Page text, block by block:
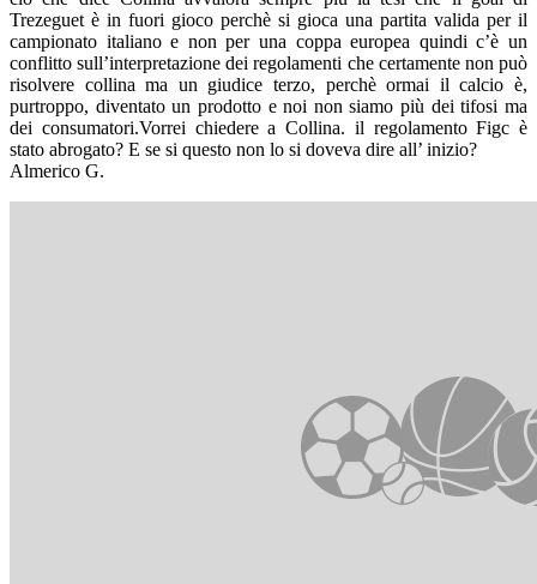
Trezeguet è in fuori gioco perchè si gioca una partita valida per il
campionato italiano e non per una coppa europea quindi c’è un
conflitto sull’interpretazione dei regolamenti che certamente non può
risolvere collina ma un giudice terzo, perchè ormai il calcio è,
purtroppo, diventato un prodotto e noi non siamo più dei tifosi ma
dei consumatori.Vorrei chiedere a Collina. il regolamento Figc è
stato abrogato? E se si questo non lo si doveva dire all’ inizio?
Almerico G.